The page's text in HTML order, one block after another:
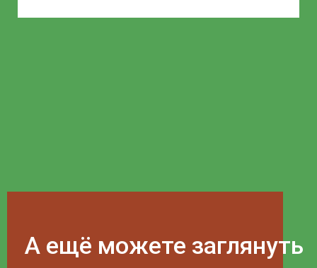
А ещё можете заглянуть